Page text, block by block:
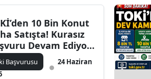
10 Bin Konut
Satışta! Kurasız
Devam Ediyor,
Kalan Konutlar
Başvurusu
24 Haziran